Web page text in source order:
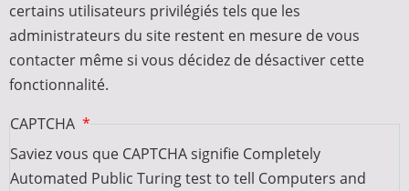
certains utilisateurs privilégiés tels que les
administrateurs du site restent en mesure de vous
contacter même si vous décidez de désactiver cette
fonctionnalité.
CAPTCHA
Saviez vous que CAPTCHA signifie Completely
Automated Public Turing test to tell Computers and